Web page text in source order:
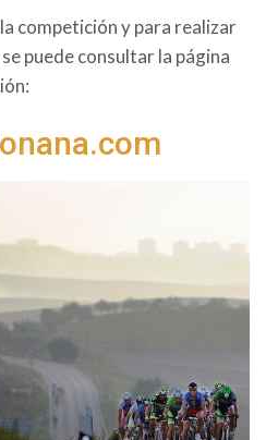
competición y para realizar
puede consultar la página